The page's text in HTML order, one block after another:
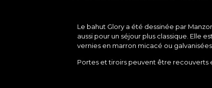
Le bahut Glory a été dessinée par
aussi pour un séjour plus classique. Elle
vernies en marron micacé ou
Portes et tiroirs peuvent être recouverts